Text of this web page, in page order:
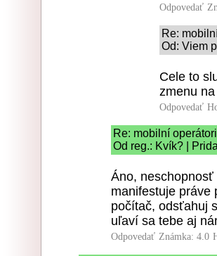
Odpovedať
Re:
Od: Viem
Cele to
zmenu
Odpovedať
Re: mobilní
Od reg.: Kvík? |
Áno,
manifestuje práve
počítač, odsťahuj
uľaví sa tebe aj
Odpovedať Známka: 4.0